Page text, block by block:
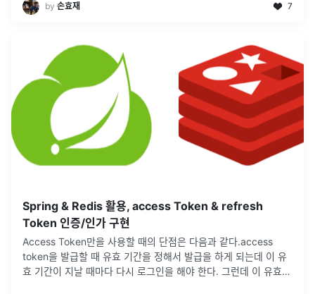
by 손효재 7
Spring & Redis 활용, access Token & refresh
Token 인증/인가 구현
Access Token만을 사용할 때의 단점은 다음과 같다.access
token을 발급할 때 유효 기간을 정해서 발급을 하게 되는데 이 유
효 기간이 지날 때마다 다시 로그인을 해야 한다. 그런데 이 유효